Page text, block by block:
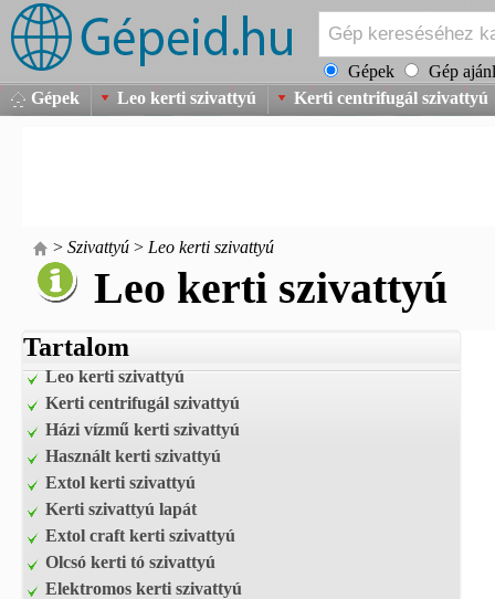
Gépek
Gép
Gépek
Leo kerti szivattyú Kerti centrifugál szivattyú
> Szivattyú > Leo kerti szivattyú
Leo kerti szivattyú
Tartalom
Leo kerti szivattyú
Kerti centrifugál szivattyú
Házi vízmű kerti szivattyú
Használt kerti szivattyú
Extol kerti szivattyú
Kerti szivattyú lapát
Extol craft kerti szivattyú
Olcsó kerti tó szivattyú
Elektromos kerti szivattyú